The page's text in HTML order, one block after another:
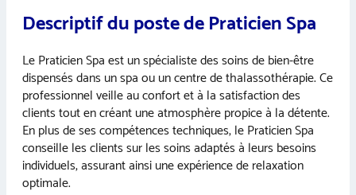
Descriptif du poste de Praticien Spa
Le Praticien Spa est un spécialiste des soins de bien-être
dispensés dans un spa ou un centre de thalassothérapie. Ce
professionnel veille au confort et à la satisfaction des
clients tout en créant une atmosphère propice à la détente.
En plus de ses compétences techniques, le Praticien Spa
conseille les clients sur les soins adaptés à leurs besoins
individuels, assurant ainsi une expérience de relaxation
optimale.